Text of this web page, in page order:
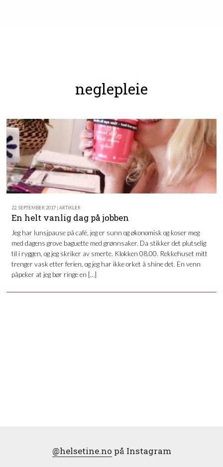
neglepleie
22. SEPTEMBER 2017 | ARTIKLER
En helt vanlig dag på jobben
Jeg har lunsjpause på café, jeg er sunn og økonomisk og koser meg
med dagens grove baguette med grønnsaker. Da stikker det plutselig
til i ryggen, og jeg skriker av smerte. Klokken 08.00. Rekkehuset mitt
trenger vask etter ferien, og jeg har ikke orket å shine det. En venn
påpeker at jeg bør ringe en […]
@helsetine.no på Instagram